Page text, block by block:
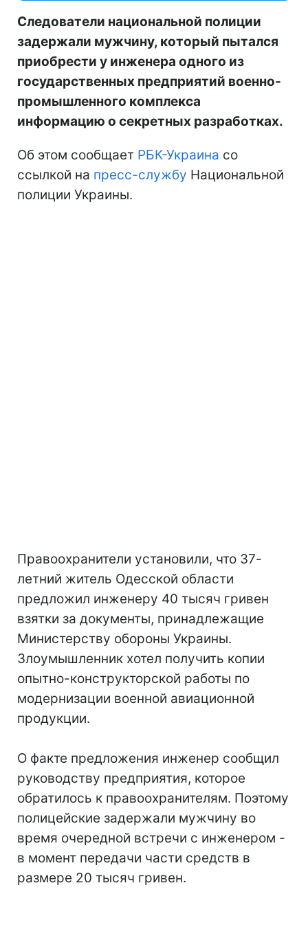
Следователи национальной полиции
задержали мужчину, который пытался
приобрести у инженера одного из
государственных предприятий военно-
промышленного комплекса
информацию о секретных разработках.
Об этом сообщает РБК-Украина со
ссылкой на пресс-службу Национальной
полиции Украины.
Правоохранители установили, что 37-
летний житель Одесской области
предложил инженеру 40 тысяч гривен
взятки за документы, принадлежащие
Министерству обороны Украины.
Злоумышленник хотел получить копии
опытно-конструкторской работы по
модернизации военной авиационной
продукции.
О факте предложения инженер сообщил
руководству предприятия, которое
обратилось к правоохранителям. Поэтому
полицейские задержали мужчину во
время очередной встречи с инженером -
в момент передачи части средств в
размере 20 тысяч гривен.